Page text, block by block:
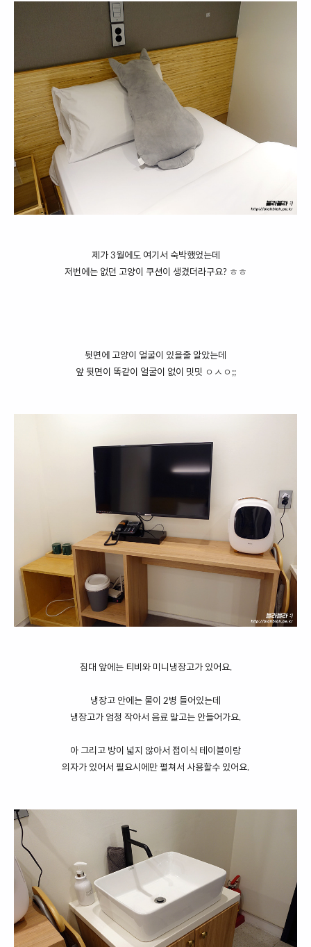
제가 3월에도 여기서 숙박했었는데
저번에는 없던 고양이 쿠션이 생겼더라구요? ㅎㅎ
뒷면에 고양이 얼굴이 있을줄 알았는데
앞 뒷면이 똑같이 얼굴이 없이 밋밋 ㅇㅅㅇ;;
침대 앞에는 티비와 미니냉장고가 있어요.
냉장고 안에는 물이 2병 들어있는데
냉장고가 엄청 작아서 음료 말고는 안들어가요.
아 그리고 방이 넓지 않아서 접이식 테이블이랑
의자가 있어서 필요시에만 펼쳐서 사용할수 있어요.